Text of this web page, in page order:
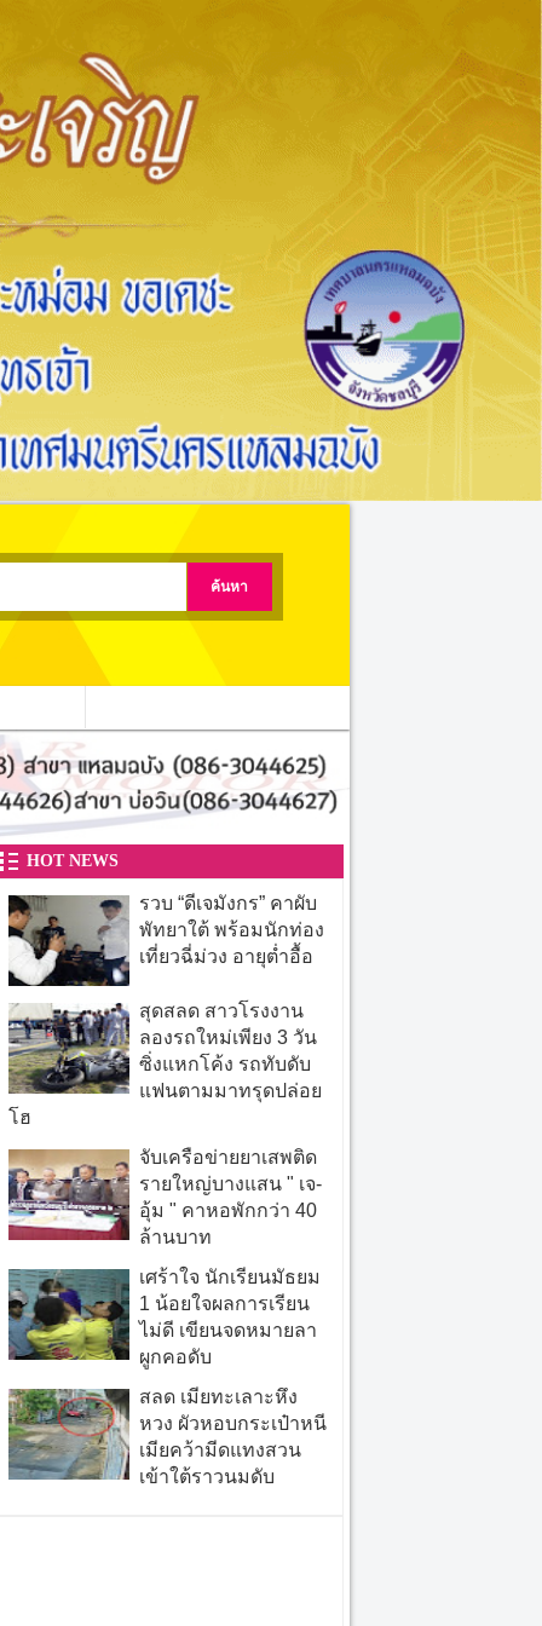
HOT NEWS
รวบ “ดีเจมังกร” คาผับ
พัทยาใต้ พร้อมนักท่อง
เที่ยวฉี่ม่วง อายุต่ำอื้อ
สุดสลด สาวโรงงาน
ลองรถใหม่เพียง 3 วัน
ซิ่งแหกโค้ง รถทับดับ
แฟนตามมาทรุดปล่อย
โฮ
จับเครือข่ายยาเสพติด
รายใหญ่บางแสน " เจ-
อุ้ม " คาหอพักกว่า 40
ล้านบาท
เศร้าใจ นักเรียนมัธยม
1 น้อยใจผลการเรียน
ไม่ดี เขียนจดหมายลา
ผูกคอดับ
สลด เมียทะเลาะหึง
หวง ผัวหอบกระเป๋าหนี
เมียคว้ามีดแทงสวน
เข้าใต้ราวนมดับ